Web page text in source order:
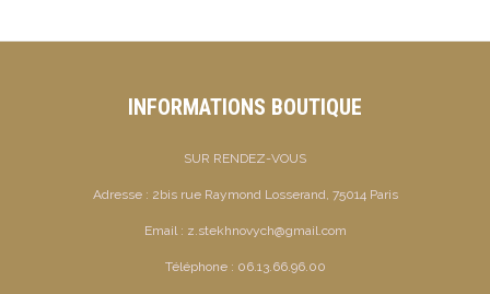
INFORMATIONS BOUTIQUE
SUR RENDEZ-VOUS
Adresse : 2bis rue Raymond Losserand, 75014 Paris
Email : z.stekhnovych@gmail.com
Téléphone : 06.13.66.96.00